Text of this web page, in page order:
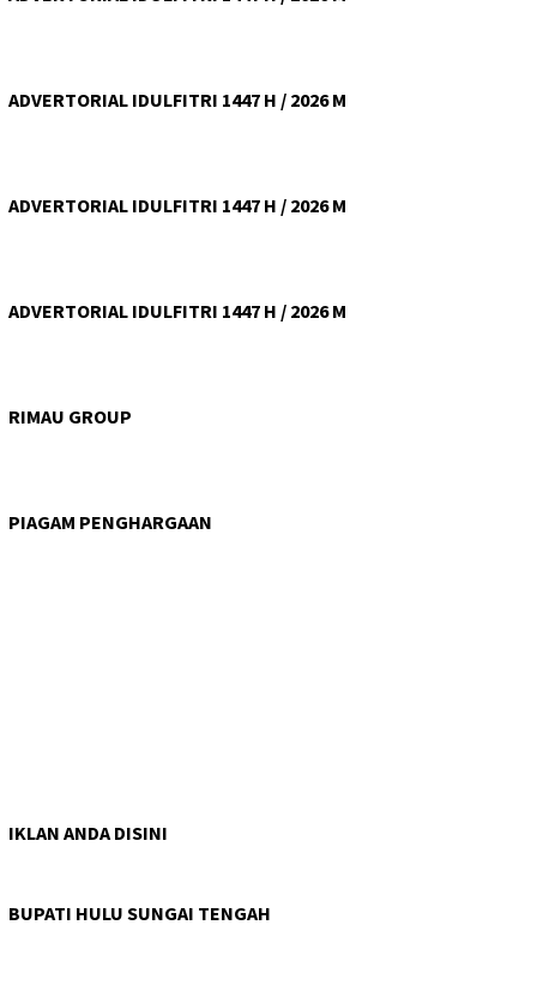
ADVERTORIAL IDULFITRI 1447 H / 2026 M
ADVERTORIAL IDULFITRI 1447 H / 2026 M
ADVERTORIAL IDULFITRI 1447 H / 2026 M
RIMAU GROUP
PIAGAM PENGHARGAAN
IKLAN ANDA DISINI
BUPATI HULU SUNGAI TENGAH